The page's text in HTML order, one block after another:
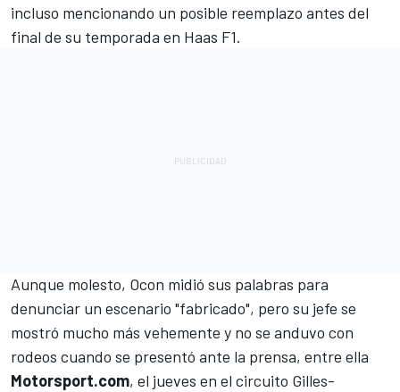
incluso mencionando un posible reemplazo antes del
final de su temporada en Haas F1.
Aunque molesto, Ocon midió sus palabras para
denunciar un escenario "fabricado", pero su jefe se
mostró mucho más vehemente y no se anduvo con
rodeos cuando se presentó ante la prensa, entre ella
Motorsport.com, el jueves en el circuito Gilles-